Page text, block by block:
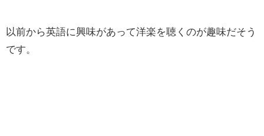
以前から英語に興味があって洋楽を聴くのが趣味だそう
です。